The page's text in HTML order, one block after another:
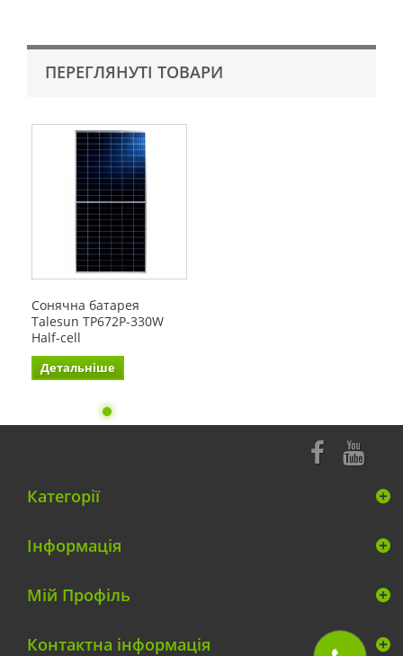
ПЕРЕГЛЯНУТІ ТОВАРИ
Сонячна батарея
Talesun TP672P-330W
Half-cell
Детальніше
Категорії
Інформація
Мій Профіль
Контактна інформація